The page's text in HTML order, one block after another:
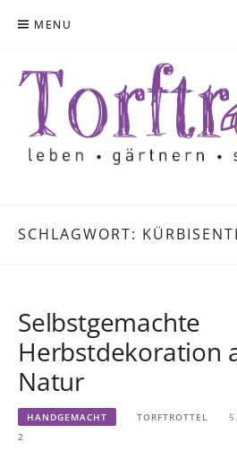
MENU
SCHLAGWORT:
Selbstgemachte
Herbstdekoration
Natur
HANDGEMACHT TORFTROTTEL
2